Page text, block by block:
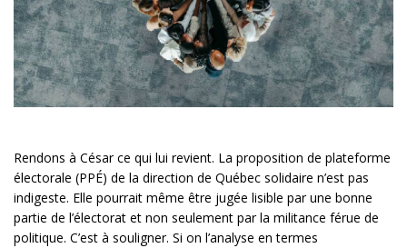
Rendons à César ce qui lui revient. La proposition de plateforme
électorale (PPÉ) de la direction de Québec solidaire n’est pas
indigeste. Elle pourrait même être jugée lisible par une bonne
partie de l’électorat et non seulement par la militance férue de
politique. C’est à souligner. Si on l’analyse en termes